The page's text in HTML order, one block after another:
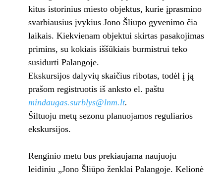
kitus istorinius miesto objektus, kurie įprasmino
svarbiausius įvykius Jono Šliūpo gyvenimo čia
laikais. Kiekvienam objektui skirtas pasakojimas
primins, su kokiais iššūkiais burmistrui teko
susidurti Palangoje.
Ekskursijos dalyvių skaičius ribotas, todėl į ją
prašom registruotis iš anksto el. paštu
mindaugas.surblys@lnm.lt.
Šiltuoju metų sezonu planuojamos reguliarios
ekskursijos.
Renginio metu bus prekiaujama naujuoju
leidiniu „Jono Šliūpo ženklai Palangoje. Kelionė